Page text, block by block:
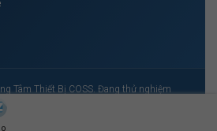
Tâm Thiết Bị COSS. Đang thử nghiệm
Thương